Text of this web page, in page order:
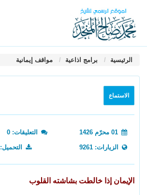
الرئيسية برامج اذاعية مواقف إيمانية
الاستماع
التعليقات: 0
الزيارات: 9261 التحميل: 2162
الإيمان إذا خالطت بشاشته القلوب